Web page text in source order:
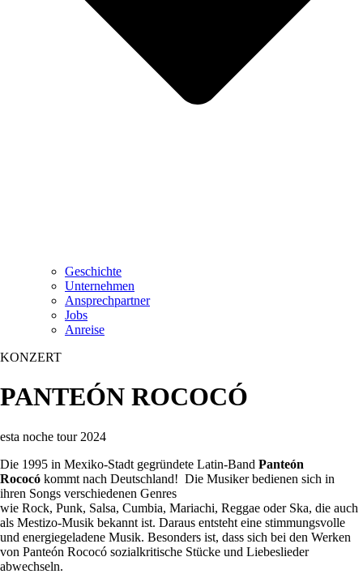
Geschichte
Unternehmen
Ansprechpartner
Jobs
Anreise
KONZERT
PANTEÓN ROCOCÓ
esta noche tour 2024
Die 1995 in Mexiko-Stadt gegründete Latin-Band Panteón
Rococó kommt nach Deutschland! Die Musiker bedienen sich in
ihren Songs verschiedenen Genres
wie Rock, Punk, Salsa, Cumbia, Mariachi, Reggae oder Ska, die auch
als Mestizo-Musik bekannt ist. Daraus entsteht eine stimmungsvolle
und energiegeladene Musik. Besonders ist, dass sich bei den Werken
von Panteón Rococó sozialkritische Stücke und Liebeslieder
abwechseln.